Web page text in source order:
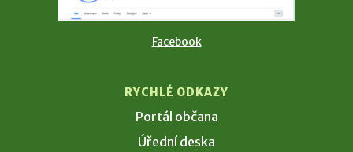
Facebook
RYCHLÉ ODKAZY
Portál občana
Úřední deska